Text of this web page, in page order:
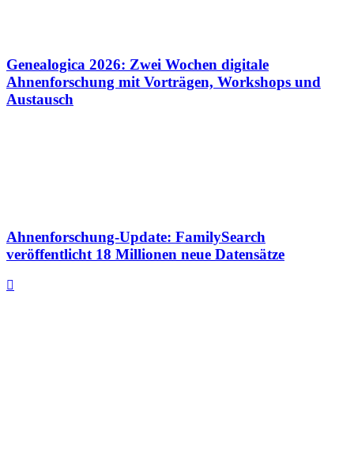
Genealogica 2026: Zwei Wochen digitale
Ahnenforschung mit Vorträgen, Workshops und
Austausch
Ahnenforschung-Update: FamilySearch
veröffentlicht 18 Millionen neue Datensätze